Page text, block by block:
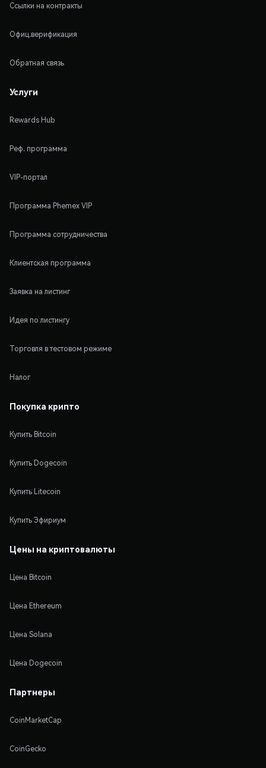
Ссылки на контракты
Офиц.верификация
Обратная связь
Услуги
Rewards Hub
Реф. программа
VIP-портал
Программа Phemex VIP
Программа сотрудничества
Клиентская программа
Заявка на листинг
Идея по листингу
Торговля в тестовом режиме
Налог
Покупка крипто
Купить Bitcoin
Купить Dogecoin
Купить Litecoin
Купить Эфириум
Цены на криптовалюты
Цена Bitcoin
Цена Ethereum
Цена Solana
Цена Dogecoin
Партнеры
CoinMarketCap
CoinGecko